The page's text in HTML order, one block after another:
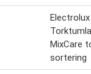
Electrolux
MixCare
sortering